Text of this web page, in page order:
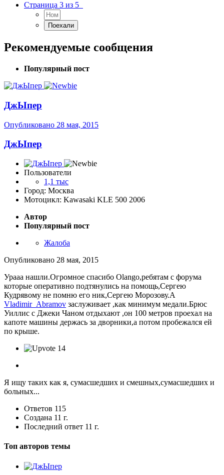
Страница 3 из 5
Рекомендуемые сообщения
Популярный пост
ДжЫпер
Опубликовано 28 мая, 2015
ДжЫпер
Пользователи
1,1 тыс
Город: Москва
Мотоцикл: Kawasaki KLE 500 2006
Автор
Популярный пост
Жалоба
Опубликовано 28 мая, 2015
Урааа нашли.Огромное спасибо Olango,ребятам с форума
которые оперативно подтянулись на помощь,Сергею
Кудрявому не помню его ник,Сергею Морозову.А
Vladimir_Abramov заслуживает ,как минимум медали.Брюс
Уиллис с Джеки Чаном отдыхают ,он 100 метров проехал на
капоте машины держась за дворники,а потом пробежался ей
по крыше.
14
Я ищу таких как я, сумасшедших и смешных,сумасшедших и
больных...
Ответов 115
Создана 11 г.
Последний ответ 11 г.
Топ авторов темы